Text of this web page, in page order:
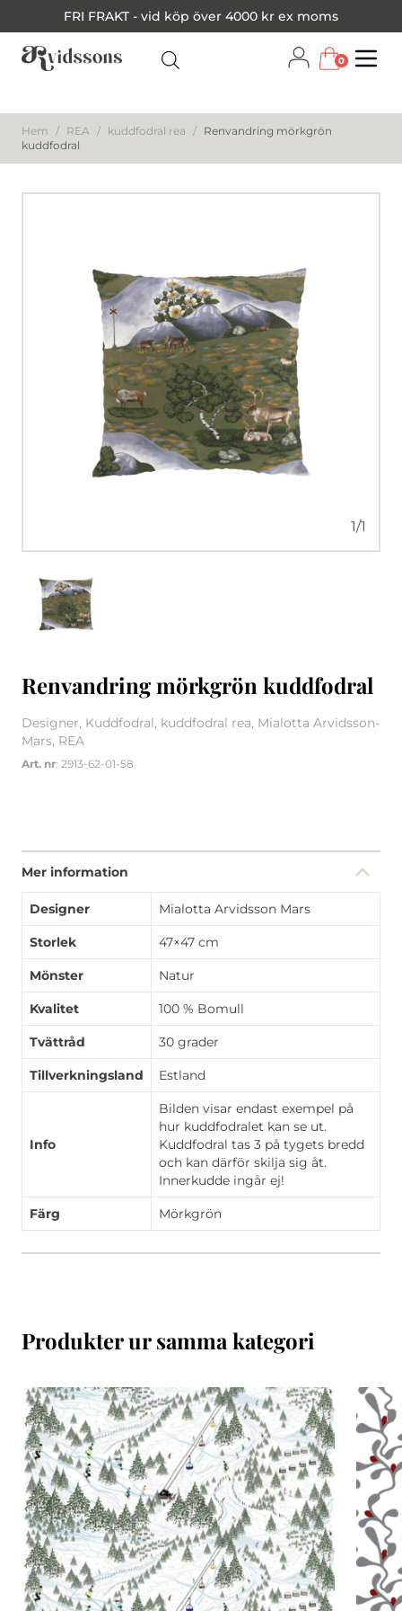
FRI FRAKT - vid köp över 4000 kr ex moms
0
Hem / REA / kuddfodral rea / Renvandring mörkgrön
kuddfodral
1/1
Renvandring mörkgrön kuddfodral
Designer, Kuddfodral, kuddfodral rea, Mialotta Arvidsson-
Mars, REA
Art. nr: 2913-62-01-58
Mer information
Designer Mialotta Arvidsson Mars
Storlek 47×47 cm
Mönster Natur
Kvalitet 100 % Bomull
Tvättråd 30 grader
Tillverkningsland Estland
Info
Bilden visar endast exempel på
hur kuddfodralet kan se ut.
Kuddfodral tas 3 på tygets bredd
och kan därför skilja sig åt.
Innerkudde ingår ej!
Färg Mörkgrön
Produkter ur samma kategori